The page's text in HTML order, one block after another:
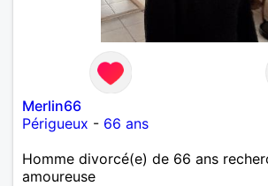
Merlin66
Périgueux - 66 ans
Homme divorcé(e) de 66 ans
amoureuse